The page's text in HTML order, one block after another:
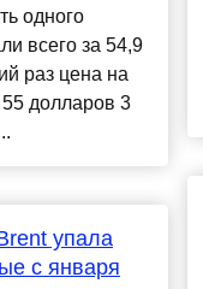
одного
всего за 54,9
раз цена на
долларов 3
упала
с января